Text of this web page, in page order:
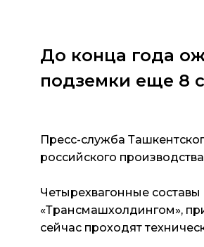
До конца года
подземки еще 8
Пресс-служба
российского
Четырехвагонные
«Трансмашхолдингом»,
сейчас проходят